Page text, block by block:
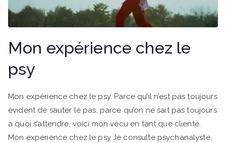
Mon expérience chez le
psy
Mon expérience chez le psy. Parce qu’il n’est pas toujours
évident de sauter le pas, parce qu’on ne sait pas toujours
a quoi s’attendre, voici mon vécu en tant que cliente.
Mon expérience chez le psy Je consulte psychanalyste,